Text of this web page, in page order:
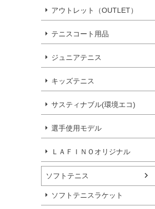
アウトレット（OUTLET）
テニスコート用品
ジュニアテニス
キッズテニス
サスティナブル(環境エコ)
選手使用モデル
ＬＡＦＩＮＯオリジナル
ソフトテニス
ソフトテニスラケット